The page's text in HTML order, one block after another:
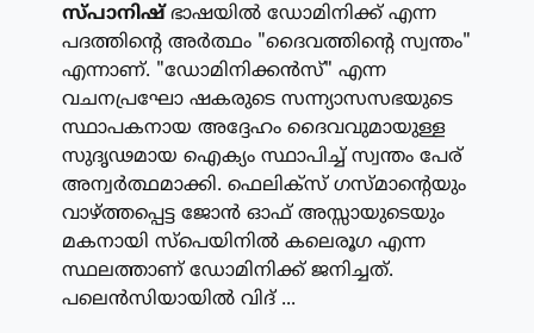
സ്പാനിഷ്ഭാഷയില്‍ ഡോമിനിക്ക് എന്ന
പദത്തിന്റെ അര്‍ത്ഥം "ദൈവത്തിന്റെ സ്വന്തം"
എന്നാണ്. "ഡോമിനിക്കന്‍സ്" എന്ന
വചനപ്രഘോ ഷകരുടെ സന്ന്യാസസഭയുടെ
സ്ഥാപകനായ അദ്ദേഹം ദൈവവുമായുള്ള
സുദൃഢമായ ഐക്യം സ്ഥാപിച്ച് സ്വന്തം പേര്
അന്വര്‍ത്ഥമാക്കി. ഫെലിക്‌സ് ഗസ്മാന്റെയും
വാഴ്ത്തപ്പെട്ട ജോന്‍ ഓഫ് അസ്സായുടെയും
മകനായി സ്‌പെയിനില്‍ കലെരൂഗ എന്ന
സ്ഥലത്താണ് ഡോമിനിക്ക് ജനിച്ചത്.
പലെന്‍സിയായില്‍ വിദ് ...